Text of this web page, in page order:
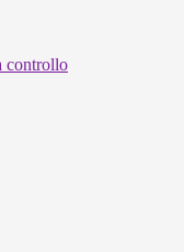
controllo